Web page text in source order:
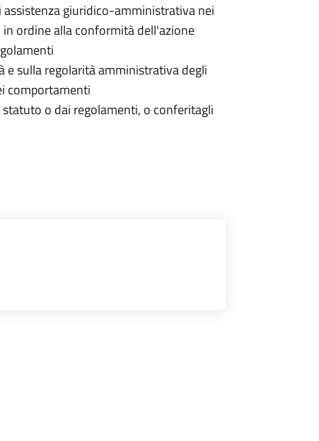
giuridico-amministrativa nei
ordine alla conformità dell'azione
sulla regolarità amministrativa degli
comportamenti
o dai regolamenti, o conferitagli